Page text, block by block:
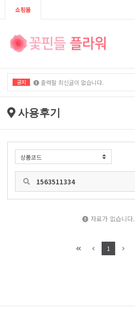
쇼핑몰
공지 출력할 최신글이 없습니다.
출력할 최신글이 없습니다.
사용후기
자료가 없습니다.
1